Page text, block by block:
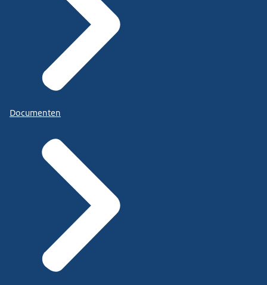
Documenten